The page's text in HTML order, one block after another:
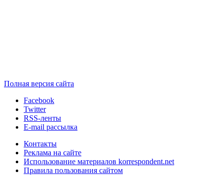
Полная версия сайта
Facebook
Twitter
RSS-ленты
E-mail рассылка
Контакты
Реклама на сайте
Использование материалов korrespondent.net
Правила пользования сайтом